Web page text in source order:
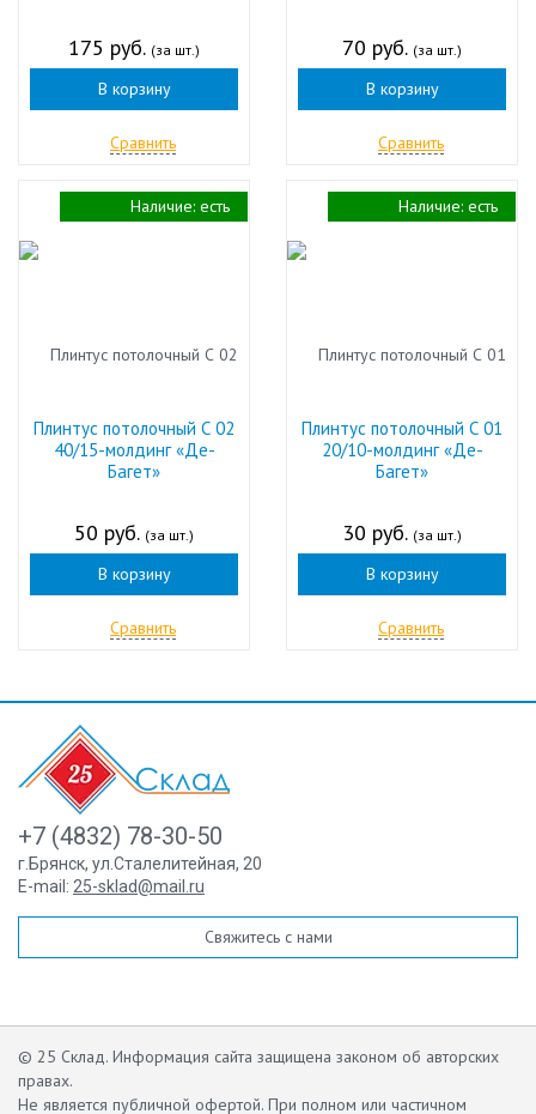
175 руб. (за шт.)
В корзину
Сравнить
70 руб. (за шт.)
В корзину
Сравнить
Плинтус потолочный С 02
40/15-молдинг «Де-
Багет»
50 руб. (за шт.)
В корзину
Сравнить
Наличие: есть
Плинтус потолочный С 01
20/10-молдинг «Де-
Багет»
30 руб. (за шт.)
В корзину
Сравнить
Наличие: есть
+7 (4832) 78-30-50
г.Брянск, ул.Сталелитейная, 20
E-mail: 25-sklad@mail.ru
Свяжитесь с нами
© 25 Склад. Информация сайта защищена законом об авторских
правах.
Не является публичной офертой. При полном или частичном